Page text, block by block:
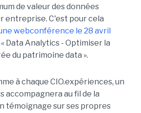
de valeur des données
entreprise. C'est pour cela
webconférence le 28 avril
Data Analytics - Optimiser la
du patrimoine data ».
à chaque CIO.expériences, un
accompagnera au fil de la
témoignage sur ses propres